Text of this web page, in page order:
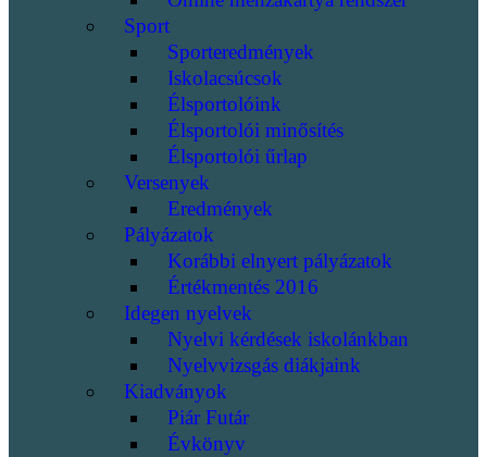
Sport
Sporteredmények
Iskolacsúcsok
Élsportolóink
Élsportolói minősítés
Élsportolói űrlap
Versenyek
Eredmények
Pályázatok
Korábbi elnyert pályázatok
Értékmentés 2016
Idegen nyelvek
Nyelvi kérdések iskolánkban
Nyelvvizsgás diákjaink
Kiadványok
Piár Futár
Évkönyv